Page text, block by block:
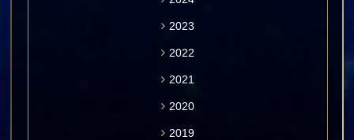
2023
2022
2021
2020
2019